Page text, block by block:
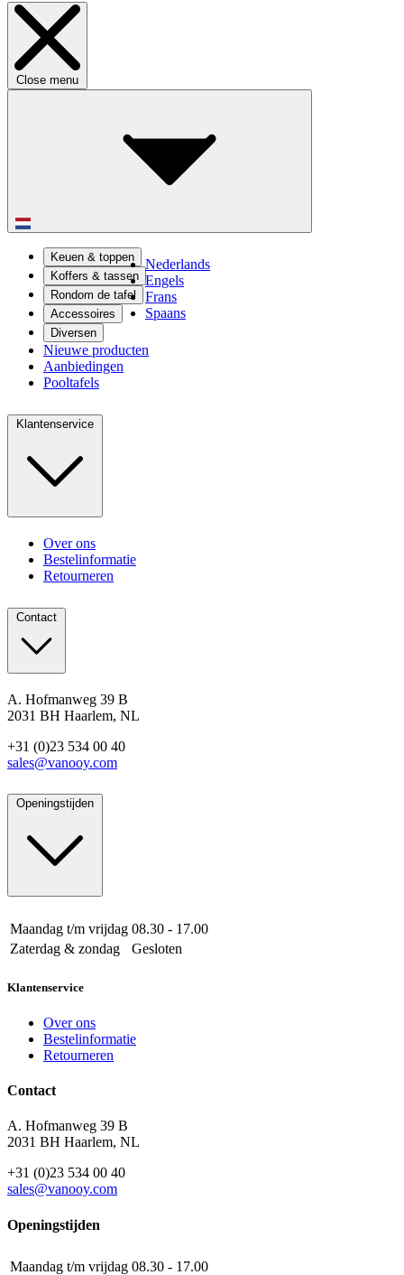
Close menu
Nederlands
Engels
Frans
Spaans
Keuen & toppen
Koffers & tassen
Rondom de tafel
Accessoires
Diversen
Nieuwe producten
Aanbiedingen
Pooltafels
Klantenservice
Over ons
Bestelinformatie
Retourneren
Contact
A. Hofmanweg 39 B
2031 BH Haarlem, NL
+31 (0)23 534 00 40
sales@vanooy.com
Openingstijden
Maandag t/m vrijdag 08.30 - 17.00
Zaterdag & zondag
Gesloten
Klantenservice
Over ons
Bestelinformatie
Retourneren
Contact
A. Hofmanweg 39 B
2031 BH Haarlem, NL
+31 (0)23 534 00 40
sales@vanooy.com
Openingstijden
Maandag t/m vrijdag 08.30 - 17.00